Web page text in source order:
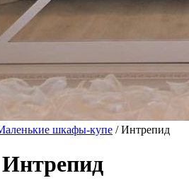
шкафы-купе / Интрепид